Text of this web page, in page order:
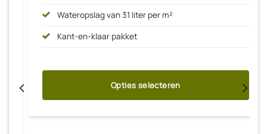
Wateropslag van 31 liter per m²
Kant-en-klaar pakket
Opties selecteren